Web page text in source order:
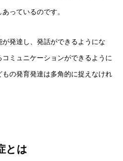
っているのです。
発達し、発話ができるようにな
ミュニケーションができるように
の発育発達は多角的に捉えなけれ
とは